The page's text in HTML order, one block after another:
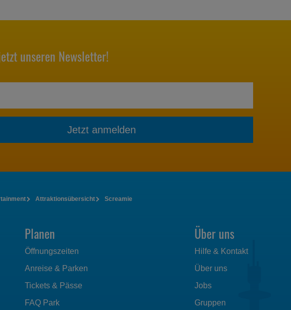
unseren Newsletter!
Jetzt anmelden
Attraktionsübersicht Screamie
Planen
Öffnungszeiten
Anreise & Parken
Tickets & Pässe
FAQ Park
Über uns
Hilfe & Kontakt
Über uns
Jobs
Gruppen